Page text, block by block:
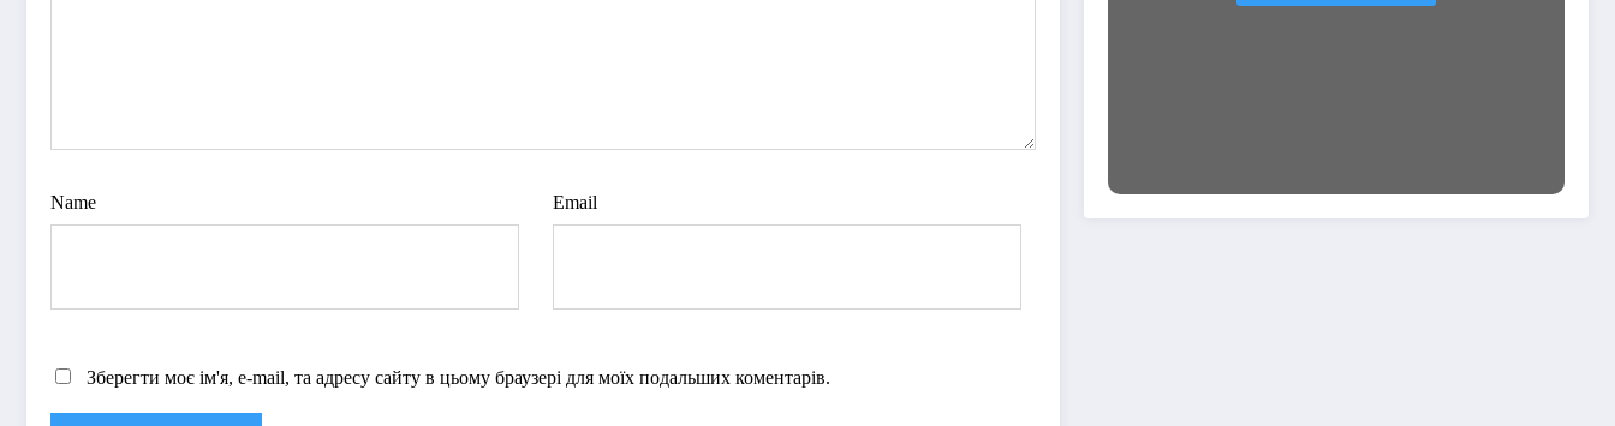
Name Email
Зберегти моє ім'я, e-mail, та адресу сайту в цьому браузері для моїх подальших коментарів.